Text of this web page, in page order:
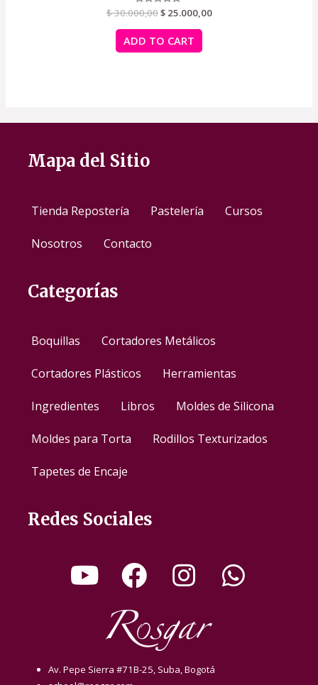
Rated
out
of
5
$30.000,00$25.000,00
ADD TO CART
Mapa del Sitio
Tienda Repostería Pastelería Cursos
Nosotros Contacto
Categorías
Boquillas Cortadores Metálicos
Cortadores Plásticos Herramientas
Ingredientes Libros Moldes de Silicona
Moldes para Torta Rodillos Texturizados
Tapetes de Encaje
Redes Sociales
Av. Pepe Sierra #71B-25, Suba, Bogotá